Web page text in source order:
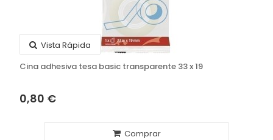
Vista Rápida
Cina adhesiva tesa basic transparente 33 x 19
0,80 €
Comprar